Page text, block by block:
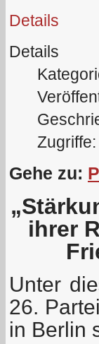
Details
Details
Gehe zu:
ihrer
Unter
26.
in Berlin